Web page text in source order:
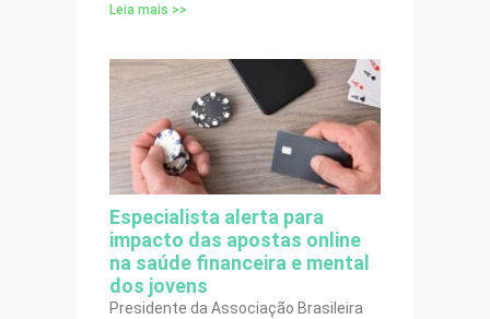
Leia mais >>
Especialista alerta para
impacto das apostas online
na saúde financeira e mental
dos jovens
Presidente da Associação Brasileira